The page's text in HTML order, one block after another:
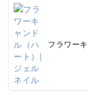
フラワー